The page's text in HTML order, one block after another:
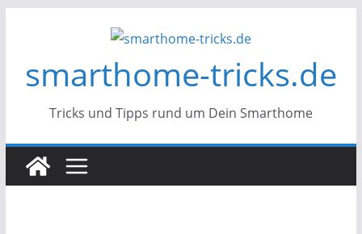
smarthome-tricks.de
Tricks und Tipps rund um Dein Smarthome